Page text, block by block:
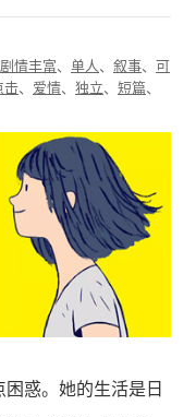
剧情丰富、 单人、 叙事、 可
击、 爱情、 独立、 短篇、
困惑。她的生活是日